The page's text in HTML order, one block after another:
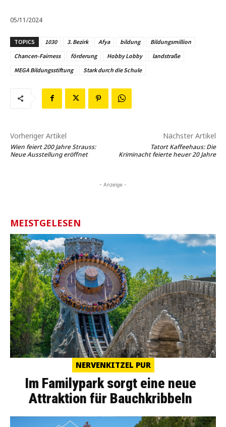
05/11/2024
TOPICS 1030 3. Bezirk Afya bildung
Bildungsmillion
Chancen-Fairness
förderung Hobby Lobby
landstraße
MEGA Bildungsstiftung
Stark durch die Schule
Vorheriger Artikel
Wien feiert 200 Jahre Strauss:
Neue Ausstellung eröffnet
Nächster Artikel
Tatort Kaffeehaus: Die
Kriminacht feierte heuer 20 Jahre
- Anzeige -
MEISTGELESEN
NERVENKITZEL PUR
Im Familypark sorgt eine neue
Attraktion für Bauchkribbeln